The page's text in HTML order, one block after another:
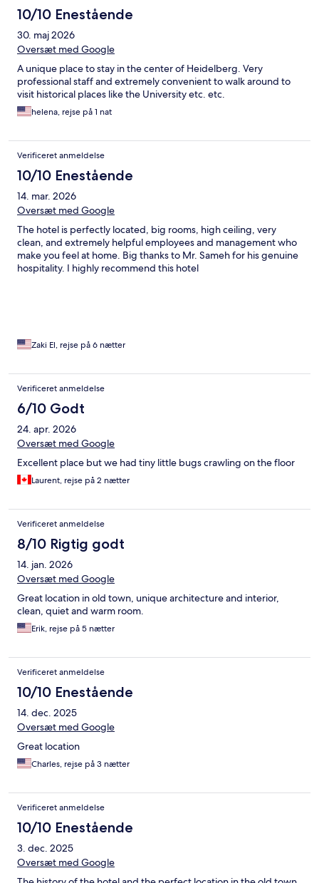
10/10 Enestående
30. maj 2026
Oversæt med Google
A unique place to stay in the center of Heidelberg. Very
professional staff and extremely convenient to walk around to
visit historical places like the University etc. etc.
helena, rejse på 1 nat
Verificeret anmeldelse
10/10 Enestående
14. mar. 2026
Oversæt med Google
The hotel is perfectly located, big rooms, high ceiling, very
clean, and extremely helpful employees and management who
make you feel at home. Big thanks to Mr. Sameh for his genuine
hospitality. I highly recommend this hotel
Zaki El, rejse på 6 nætter
Verificeret anmeldelse
6/10 Godt
24. apr. 2026
Oversæt med Google
Excellent place but we had tiny little bugs crawling on the floor
Laurent, rejse på 2 nætter
Verificeret anmeldelse
8/10 Rigtig godt
14. jan. 2026
Oversæt med Google
Great location in old town, unique architecture and interior,
clean, quiet and warm room.
Erik, rejse på 5 nætter
Verificeret anmeldelse
10/10 Enestående
14. dec. 2025
Oversæt med Google
Great location
Charles, rejse på 3 nætter
Verificeret anmeldelse
10/10 Enestående
3. dec. 2025
Oversæt med Google